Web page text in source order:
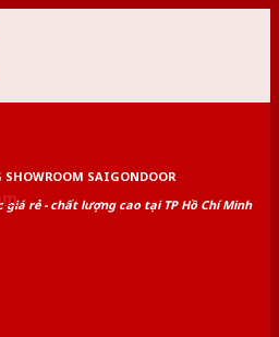
SHOWROOM SAIGONDOOR
rẻ - chất lượng cao tại TP Hồ Chí Minh